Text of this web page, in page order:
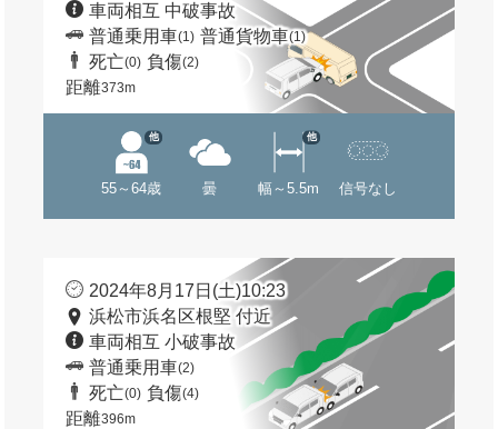
車両相互 中破事故
普通乗用車(1) 普通貨物車(1)
死亡(0) 負傷(2)
距離373m
55～64歳
他
曇 幅～5.5m
他
信号なし
2024年8月17日(土)10:23
浜松市浜名区根堅 付近
車両相互 小破事故
普通乗用車(2)
死亡(0) 負傷(4)
距離396m